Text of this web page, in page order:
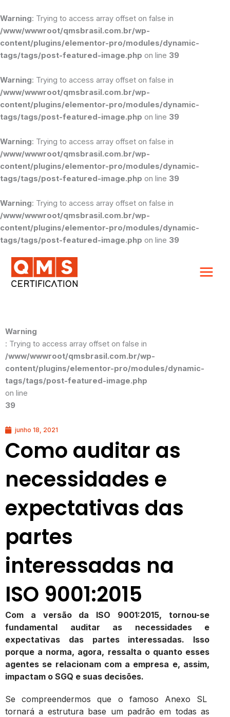
Warning: Trying to access array offset on false in
/www/wwwroot/qmsbrasil.com.br/wp-
content/plugins/elementor-pro/modules/dynamic-
tags/tags/post-featured-image.php on line 39
Warning: Trying to access array offset on false in
/www/wwwroot/qmsbrasil.com.br/wp-
content/plugins/elementor-pro/modules/dynamic-
tags/tags/post-featured-image.php on line 39
Warning: Trying to access array offset on false in
/www/wwwroot/qmsbrasil.com.br/wp-
content/plugins/elementor-pro/modules/dynamic-
tags/tags/post-featured-image.php on line 39
Warning: Trying to access array offset on false in
/www/wwwroot/qmsbrasil.com.br/wp-
content/plugins/elementor-pro/modules/dynamic-
tags/tags/post-featured-image.php on line 39
para
o
conteúdo
Warning
: Trying to access array offset on false in
/www/wwwroot/qmsbrasil.com.br/wp-
content/plugins/elementor-pro/modules/dynamic-
tags/tags/post-featured-image.php
on line
39
junho 18, 2021
Como auditar as
necessidades e
expectativas das
partes
interessadas na
ISO 9001:2015
Com a versão da ISO 9001:2015, tornou-se
fundamental auditar as necessidades e
expectativas das partes interessadas. Isso
porque a norma, agora, ressalta o quanto esses
agentes se relacionam com a empresa e, assim,
impactam o SGQ e suas decisões.
Se compreendermos que o famoso Anexo SL
tornará a estrutura base um padrão em todas as